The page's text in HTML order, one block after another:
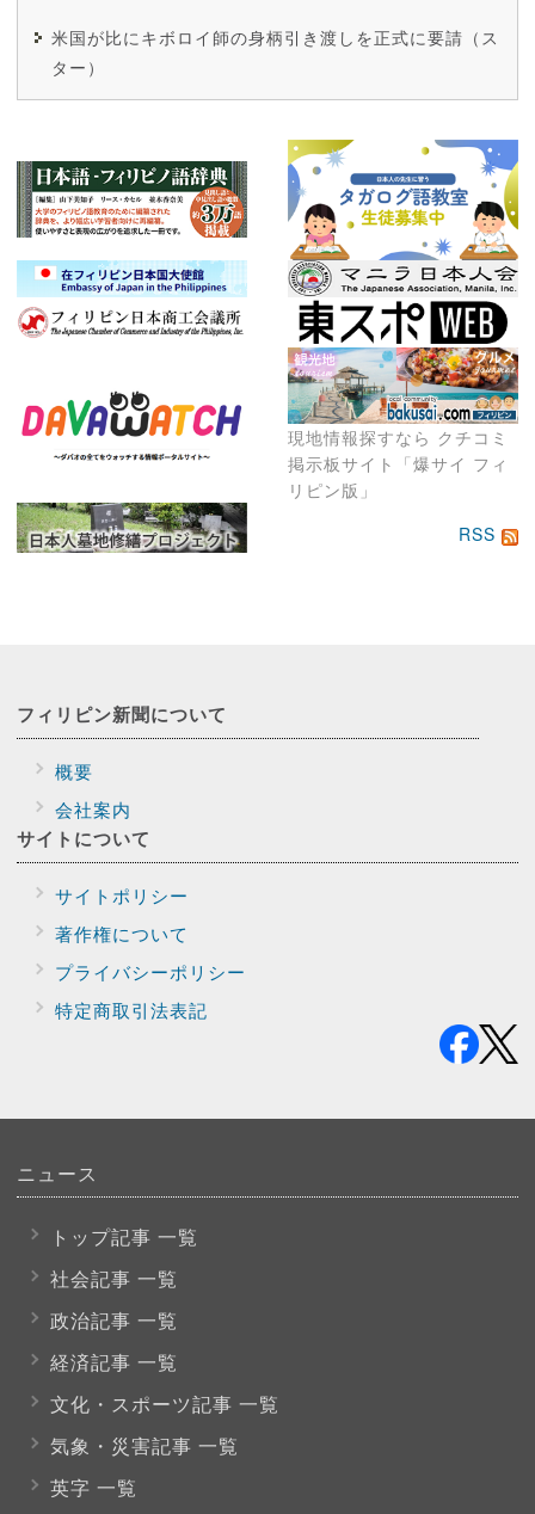
現地情報探すなら クチコミ
掲示板サイト「爆サイ フィ
リピン版」
米国が比にキボロイ師の身柄引き渡しを正式に要請（ス
ター）
RSS
フィリピン新聞について
概要
会社案内
サイトについて
サイトポリシー
著作権について
プライバシーポリシー
特定商取引法表記
ニュース
トップ記事 一覧
社会記事 一覧
政治記事 一覧
経済記事 一覧
文化・スポーツ記事 一覧
気象・災害記事 一覧
英字 一覧